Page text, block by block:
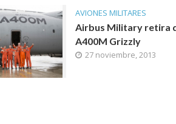
AVIONES MILITARES
Airbus Military retira
A400M Grizzly
27 noviembre, 2013